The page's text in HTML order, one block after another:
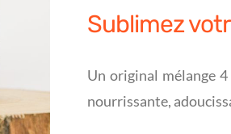
Sublimez
Un original mélange
nourrissante,